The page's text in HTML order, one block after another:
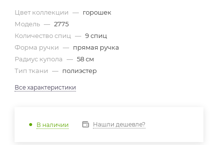
Цвет коллекции — горошек
Модель — 2775
Количество спиц — 9 спиц
Форма ручки — прямая ручка
Радиус купола — 58 см
Тип ткани — полиэстер
Все характеристики
В наличии Нашли дешевле?